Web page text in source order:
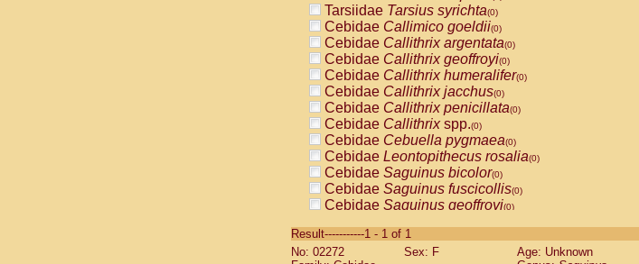
Tarsiidae Tarsius syrichta(0)
Cebidae Callimico goeldii(0)
Cebidae Callithrix argentata(0)
Cebidae Callithrix geoffroyi(0)
Cebidae Callithrix humeralifer(0)
Cebidae Callithrix jacchus(0)
Cebidae Callithrix penicillata(0)
Cebidae Callithrixspp.(0)
Cebidae Cebuella pygmaea(0)
Cebidae Leontopithecus rosalia(0)
Cebidae Saguinus bicolor(0)
Cebidae Saguinus fuscicollis(0)
Cebidae Saguinus geoffroyi(0)
CebidaeSaguinus labiatus(0)
Cebidae Saguinus leucopus (0)
Result-----------1 - 1 of 1
No: 02272
Sex: F
Age: Unknown